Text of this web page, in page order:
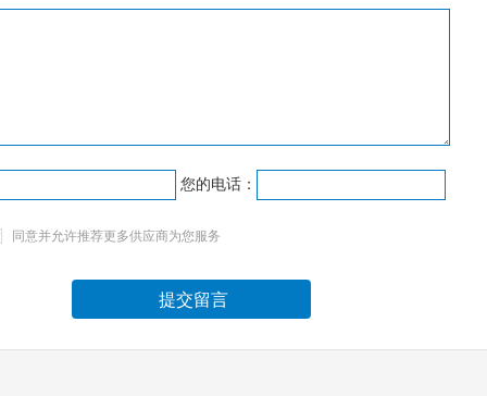
您的电话：
同意并允许推荐更多供应商为您服务